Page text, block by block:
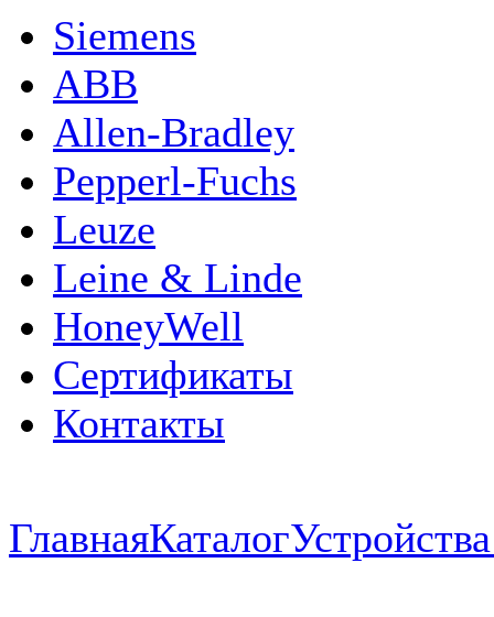
Siemens
ABB
Allen-Bradley
Pepperl-Fuchs
Leuze
Leine & Linde
HoneyWell
Сертификаты
Контакты
ГлавнаяКаталог